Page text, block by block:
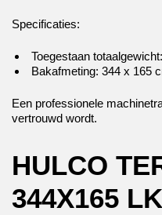
Specificaties:
Toegestaan
Bakafmeting: 344 x 165
Een professionele
vertrouwd wordt.
HULCO
344X165 LK